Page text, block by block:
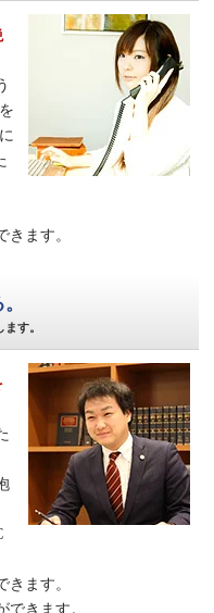
きます。
す。
きます。
できます。